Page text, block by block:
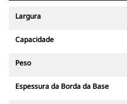
Largura
Capacidade
Peso
Espessura da Borda da Base